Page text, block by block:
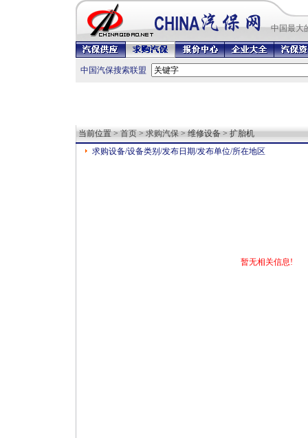
中国最大
中国汽保搜索联盟
当前位置 > 首页 > 求购汽保 > 维修设备 > 扩胎机
求购设备/设备类别/发布日期/发布单位/所在地区
暂无相关信息!